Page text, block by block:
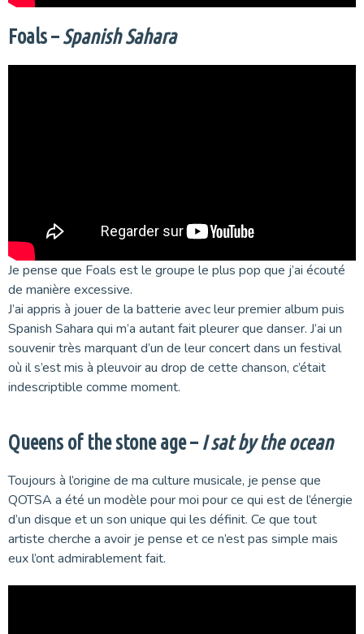
Foals –Spanish Sahara
Je pense que Foals est le groupe le plus pop que j’ai écouté
de manière excessive.
J’ai appris à jouer de la batterie avec leur premier album puis
Spanish Sahara qui m’a autant fait pleurer que danser. J’ai un
souvenir très marquant d’un de leur concert dans un festival
où il s’est mis à pleuvoir au drop de cette chanson, c’était
indescriptible comme moment.
Queens of the stone age – I sat by the ocean
Toujours à l’origine de ma culture musicale, je pense que
QOTSA a été un modèle pour moi pour ce qui est de l’énergie
d’un disque et un son unique qui les définit. Ce que tout
artiste cherche a avoir je pense et ce n’est pas simple mais
eux l’ont admirablement fait.